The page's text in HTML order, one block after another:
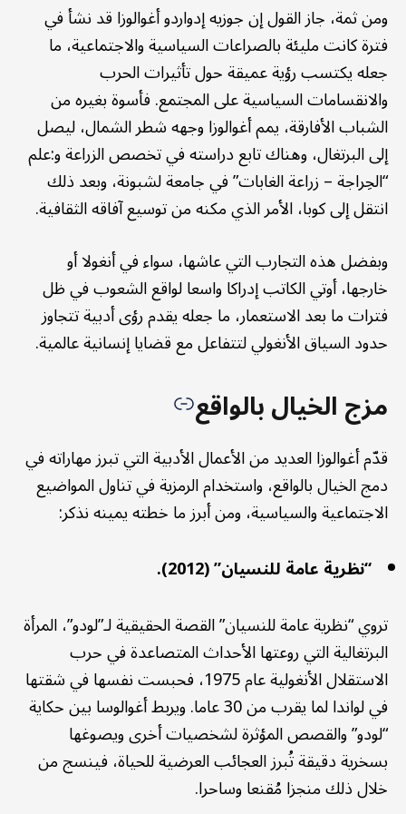
ومن ثمة، جاز القول إن جوزيه إدواردو أغوالوزا قد نشأ في
فترة كانت مليئة بالصراعات السياسية والاجتماعية، ما
جعله يكتسب رؤية عميقة حول تأثيرات الحرب
والانقسامات السياسية على المجتمع. فأسوة بغيره من
الشباب الأفارقة، يمم أغوالوزا وجهه شطر الشمال، ليصل
إلى البرتغال، وهناك تابع دراسته في تخصص الزراعة و:علم
“الحِراجة – زراعة الغابات” في جامعة لشبونة، وبعد ذلك
انتقل إلى كوبا، الأمر الذي مكنه من توسيع آفاقه الثقافية.
وبفضل هذه التجارب التي عاشها، سواء في أنغولا أو
خارجها، أوتي الكاتب إدراكا واسعا لواقع الشعوب في ظل
فترات ما بعد الاستعمار، ما جعله يقدم رؤى أدبية تتجاوز
حدود السياق الأنغولي لتتفاعل مع قضايا إنسانية عالمية.
مزج الخيال بالواقع
قدّم أغوالوزا العديد من الأعمال الأدبية التي تبرز مهاراته في
دمج الخيال بالواقع، واستخدام الرمزية في تناول المواضيع
الاجتماعية والسياسية، ومن أبرز ما خطته يمينه نذكر:
“نظرية عامة للنسيان” (2012).
تروي “نظرية عامة للنسيان” القصة الحقيقية لـ”لودو”، المرأة
البرتغالية التي روعتها الأحداث المتصاعدة في حرب
الاستقلال الأنغولية عام 1975، فحبست نفسها في شقتها
في لواندا لما يقرب من 30 عاما. ويربط أغوالوسا بين حكاية
“لودو” والقصص المؤثرة لشخصيات أخرى ويصوغها
بسخرية دقيقة تُبرز العجائب العرضية للحياة، فينسج من
خلال ذلك منجزا مُقنعا وساحرا.